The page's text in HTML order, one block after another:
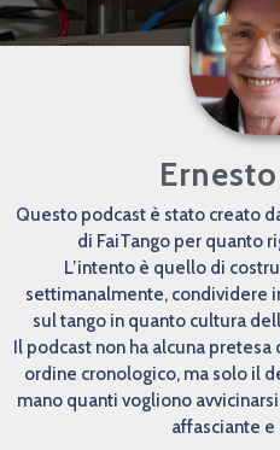
Questo podcast è stato creato
di FaiTango per quanto
L’intento è quello di
settimanalmente, condividere
sul tango in quanto cultura
Il podcast non ha alcuna
ordine cronologico, ma solo il
mano quanti vogliono
affasciante e